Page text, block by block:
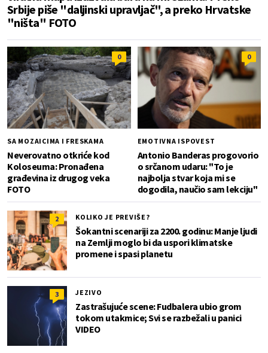
Srbije piše "daljinski upravljač", a preko Hrvatske
"ništa" FOTO
0
SA MOZAICIMA I FRESKAMA
Neverovatno otkriće kod
Koloseuma: Pronađena
građevina iz drugog veka
FOTO
0
EMOTIVNA ISPOVEST
Antonio Banderas progovorio
o srčanom udaru: "To je
najbolja stvar koja mi se
dogodila, naučio sam lekciju"
2 KOLIKO JE PREVIŠE?
Šokantni scenariji za 2200. godinu: Manje ljudi
na Zemlji moglo bi da uspori klimatske
promene i spasi planetu
3 JEZIVO
Zastrašujuće scene: Fudbalera ubio grom
tokom utakmice; Svi se razbežali u panici
VIDEO